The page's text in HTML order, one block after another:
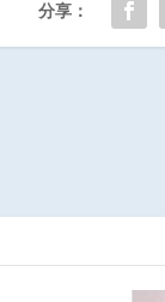
分享：